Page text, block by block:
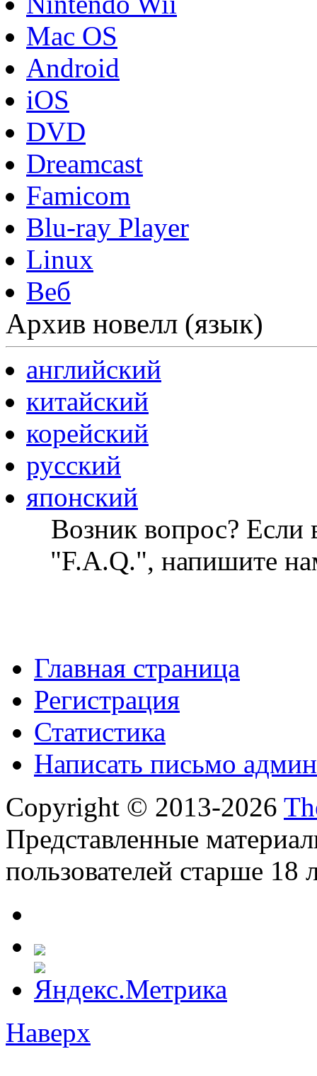
Mac OS
Android
iOS
DVD
Dreamcast
Famicom
Blu-ray Player
Linux
Веб
Архив новелл (язык)
английский
китайский
корейский
русский
японский
Возник вопрос? Если
"F.A.Q.", напишите
Главная страница
Регистрация
Статистика
Написать письмо
Copyright © 2013-2026
Представленные
пользователей старше 18
Наверх